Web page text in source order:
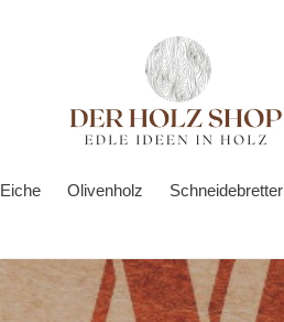
Eiche Olivenholz Schneidebretter